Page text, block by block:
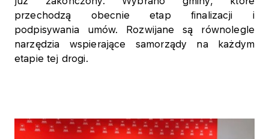
przechodzą obecnie etap finalizacji i
podpisywania umów. Rozwijane są równolegle
narzędzia wspierające samorządy na każdym
etapie tej drogi.